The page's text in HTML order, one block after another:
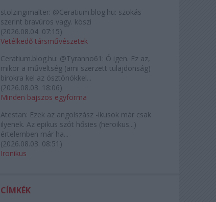
stolzingimalter: @Ceratium.blog.hu: szokás
szerint bravúros vagy. köszi
(2026.08.04. 07:15)
Vetélkedő társművészetek
Ceratium.blog.hu: @Tyranno61: Ó igen. Ez az,
mikor a műveltség (ami szerzett tulajdonság)
birokra kel az ösztönökkel...
(2026.08.03. 18:06)
Minden bajszos egyforma
Atestan: Ezek az angolszász -ikusok már csak
ilyenek. Az epikus szót hősies (heroikus...)
értelemben már ha...
(2026.08.03. 08:51 )
Ironikus
CÍMKÉK